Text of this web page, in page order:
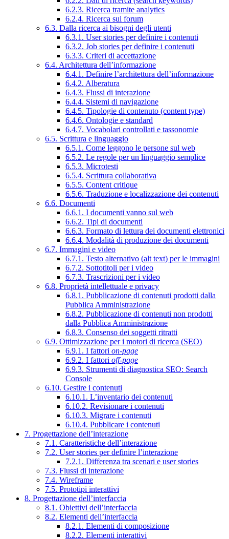
6.2.3. Ricerca tramite analytics
6.2.4. Ricerca sui forum
6.3. Dalla ricerca ai bisogni degli utenti
6.3.1. User stories per definire i contenuti
6.3.2. Job stories per definire i contenuti
6.3.3. Criteri di accettazione
6.4. Architettura dell’informazione
6.4.1. Definire l’architettura dell’informazione
6.4.2. Alberatura
6.4.3. Flussi di interazione
6.4.4. Sistemi di navigazione
6.4.5. Tipologie di contenuto (content type)
6.4.6. Ontologie e standard
6.4.7. Vocabolari controllati e tassonomie
6.5. Scrittura e linguaggio
6.5.1. Come leggono le persone sul web
6.5.2. Le regole per un linguaggio semplice
6.5.3. Microtesti
6.5.4. Scrittura collaborativa
6.5.5. Content critique
6.5.6. Traduzione e localizzazione dei contenuti
6.6. Documenti
6.6.1. I documenti vanno sul web
6.6.2. Tipi di documenti
6.6.3. Formato di lettura dei documenti elettronici
6.6.4. Modalità di produzione dei documenti
6.7. Immagini e video
6.7.1. Testo alternativo (alt text) per le immagini
6.7.2. Sottotitoli per i video
6.7.3. Trascrizioni per i video
6.8. Proprietà intellettuale e privacy
6.8.1. Pubblicazione di contenuti prodotti dalla
Pubblica Amministrazione
6.8.2. Pubblicazione di contenuti non prodotti
dalla Pubblica Amministrazione
6.8.3. Consenso dei soggetti ritratti
6.9. Ottimizzazione per i motori di ricerca (SEO)
6.9.1. I fattori on-page
6.9.2. I fattori off-page
6.9.3. Strumenti di diagnostica SEO: Search
Console
6.10. Gestire i contenuti
6.10.1. L’inventario dei contenuti
6.10.2. Revisionare i contenuti
6.10.3. Migrare i contenuti
6.10.4. Pubblicare i contenuti
7. Progettazione dell’interazione
7.1. Caratteristiche dell’interazione
7.2. User stories per definire l’interazione
7.2.1. Differenza tra scenari e user stories
7.3. Flussi di interazione
7.4. Wireframe
7.5. Prototipi interattivi
8. Progettazione dell’interfaccia
8.1. Obiettivi dell’interfaccia
8.2. Elementi dell’interfaccia
8.2.1. Elementi di composizione
8.2.2. Elementi interattivi